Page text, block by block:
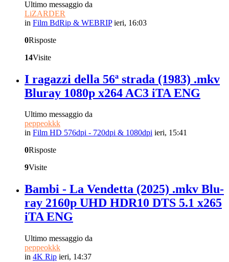
Ultimo messaggio da
LiZARDER
in Film BdRip & WEBRIP ieri, 16:03
0Risposte
14Visite
I ragazzi della 56ª strada (1983) .mkv
Bluray 1080p x264 AC3 iTA ENG
Ultimo messaggio da
peppeokkk
in Film HD 576dpi - 720dpi & 1080dpi ieri, 15:41
0Risposte
9Visite
Bambi - La Vendetta (2025) .mkv Blu-
ray 2160p UHD HDR10 DTS 5.1 x265
iTA ENG
Ultimo messaggio da
peppeokkk
in 4K Rip ieri, 14:37